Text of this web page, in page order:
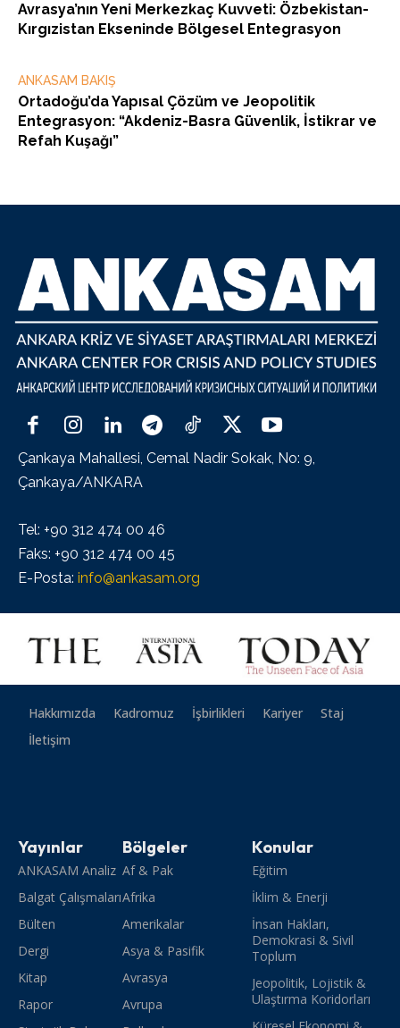
Avrasya’nın Yeni Merkezkaç Kuvveti: Özbekistan-
Kırgızistan Ekseninde Bölgesel Entegrasyon
ANKASAM BAKIŞ
Ortadoğu’da Yapısal Çözüm ve Jeopolitik
Entegrasyon: “Akdeniz-Basra Güvenlik, İstikrar ve
Refah Kuşağı”
Çankaya Mahallesi, Cemal Nadir Sokak, No: 9,
Çankaya/ANKARA
Tel: +90 312 474 00 46
Faks: +90 312 474 00 45
E-Posta: info@ankasam.org
Hakkımızda Kadromuz İşbirlikleri Kariyer
Staj
İletişim
Yayınlar
ANKASAM Analiz
Balgat Çalışmaları
Bülten
Dergi
Kitap
Rapor
Bölgeler
Af & Pak
Afrika
Amerikalar
Asya & Pasifik
Avrasya
Avrupa
Konular
Eğitim
İklim & Enerji
İnsan Hakları,
Demokrasi & Sivil
Toplum
Jeopolitik, Lojistik &
Ulaştırma Koridorları